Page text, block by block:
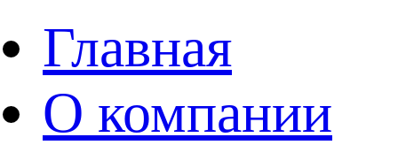
Главная
О компании